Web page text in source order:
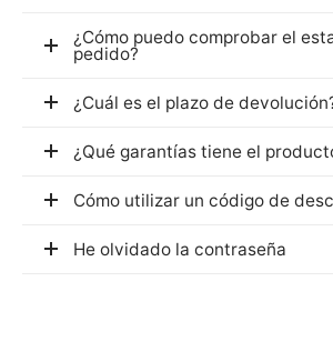
¿Cómo puedo comprobar el
pedido?
¿Cuál es el plazo de
¿Qué garantías tiene el
Cómo utilizar un código de
He olvidado la contraseña